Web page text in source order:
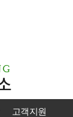
고객지원